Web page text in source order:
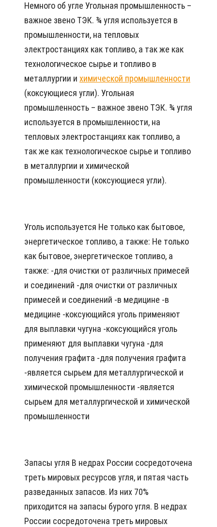
Немного об угле Угольная промышленность –
важное звено ТЭК. ¾ угля используется в
промышленности, на тепловых
электростанциях как топливо, а так же как
технологическое сырье и топливо в
металлургии и химической промышленности
(коксующиеся угли). Угольная
промышленность – важное звено ТЭК. ¾ угля
используется в промышленности, на
тепловых электростанциях как топливо, а
так же как технологическое сырье и топливо
в металлургии и химической
промышленности (коксующиеся угли).
Уголь используется Не только как бытовое,
энергетическое топливо, а также: Не только
как бытовое, энергетическое топливо, а
также: -для очистки от различных примесей
и соединений -для очистки от различных
примесей и соединений -в медицине -в
медицине -коксующийся уголь применяют
для выплавки чугуна -коксующийся уголь
применяют для выплавки чугуна -для
получения графита -для получения графита
-является сырьем для металлургической и
химической промышленности -является
сырьем для металлургической и химической
промышленности
Запасы угля В недрах России сосредоточена
треть мировых ресурсов угля, и пятая часть
разведанных запасов. Из них 70%
приходится на запасы бурого угля. В недрах
России сосредоточена треть мировых